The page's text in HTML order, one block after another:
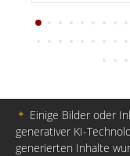
＊ Einige Bilder oder
generativer KI-
generierten Inhalte